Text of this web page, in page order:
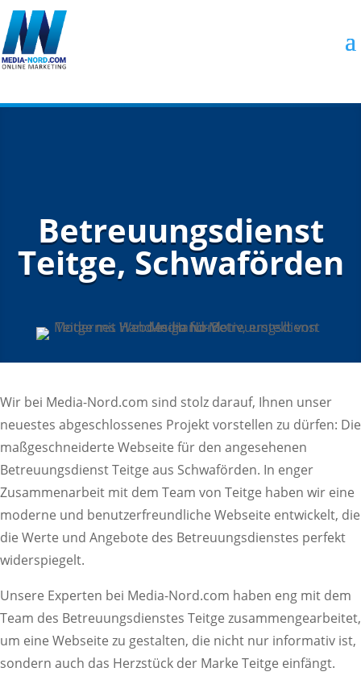
Betreuungsdienst
Teitge, Schwaförden
Wir bei Media-Nord.com sind stolz darauf, Ihnen unser
neuestes abgeschlossenes Projekt vorstellen zu dürfen: Die
maßgeschneiderte Webseite für den angesehenen
Betreuungsdienst Teitge aus Schwaförden. In enger
Zusammenarbeit mit dem Team von Teitge haben wir eine
moderne und benutzerfreundliche Webseite entwickelt, die
die Werte und Angebote des Betreuungsdienstes perfekt
widerspiegelt.
Unsere Experten bei Media-Nord.com haben eng mit dem
Team des Betreuungsdienstes Teitge zusammengearbeitet,
um eine Webseite zu gestalten, die nicht nur informativ ist,
sondern auch das Herzstück der Marke Teitge einfängt.